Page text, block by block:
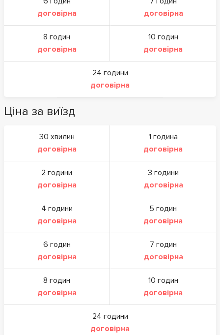
договірна
договірна
8 годин
договірна
10 годин
договірна
24 години
договірна
Ціна за виїзд
30 хвилин
договірна
1 година
договірна
2 години
договірна
3 години
договірна
4 години
договірна
5 годин
договірна
6 годин
договірна
7 годин
договірна
8 годин
договірна
10 годин
договірна
24 години
договірна